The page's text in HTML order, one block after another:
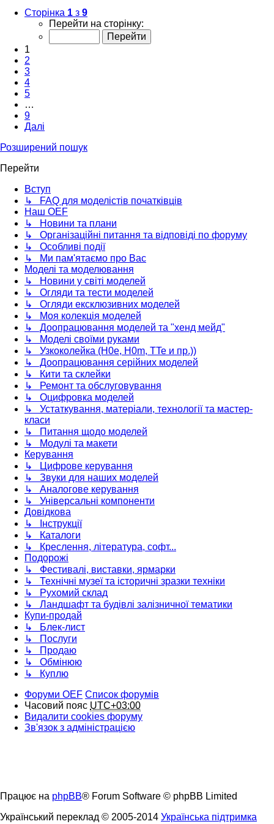
Сторінка 1 з 9
Перейти на сторінку:
1
2
3
4
5
…
9
Далі
Розширений пошук
Перейти
Вступ
↳ FAQ для моделістів початківців
Наш OEF
↳ Новини та плани
↳ Організаційні питання та відповіді по форуму
↳ Особливі події
↳ Ми пам'ятаємо про Вас
Моделі та моделювання
↳ Новини у світі моделей
↳ Огляди та тести моделей
↳ Огляди ексклюзивних моделей
↳ Моя колекція моделей
↳ Доопрацювання моделей та "хенд мейд"
↳ Моделі своїми руками
↳ Узкоколейка (H0e, H0m, TTe и пр.))
↳ Доопрацювання серійних моделей
↳ Кити та склейки
↳ Ремонт та обслуговування
↳ Оцифровка моделей
↳ Устаткування, матеріали, технології та мастер-
класи
↳ Питання щодо моделей
↳ Модулі та макети
Керування
↳ Цифрове керування
↳ Звуки для наших моделей
↳ Аналогове керування
↳ Універсальні компоненти
Довідкова
↳ Інструкції
↳ Каталоги
↳ Креслення, література, софт...
Подорожі
↳ Фестивалі, виставки, ярмарки
↳ Технічні музеї та історичні зразки техніки
↳ Рухомий склад
↳ Ландшафт та будівлі залізничної тематики
Купи-продай
↳ Блек-лист
↳ Послуги
↳ Продаю
↳ Обмінюю
↳ Куплю
Форуми OEF Список форумів
Часовий пояс UTC+03:00
Видалити cookies форуму
Зв'язок з адміністрацією
Працює на phpBB® Forum Software © phpBB Limited
Український переклад © 2005-2014 Українська підтримка